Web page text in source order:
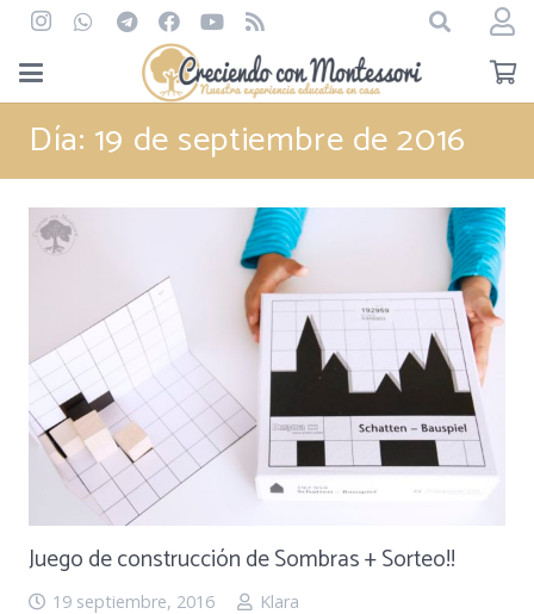
Día: 19 de septiembre de 2016
Juego de construcción de Sombras + Sorteo!!
19 septiembre, 2016
Klara